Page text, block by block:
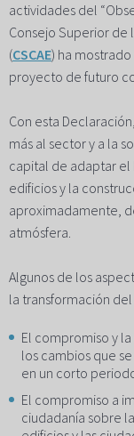
actividades del
Consejo Superior de
(CSCAE) ha
proyecto de futuro
Con esta
más al sector y a la
capital de adaptar el
edificios y la
aproximadamente,
atmósfera.
Algunos de los
la transformación
El compromiso y
los cambios que
en un corto
El compromiso a
ciudadanía sobre